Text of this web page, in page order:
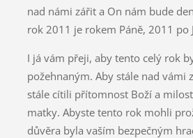
nad námi zářit a On nám bude
rok 2011 je rokem Páně, 2011 po
I já vám přeji, aby tento celý rok
požehnaným. Aby stále nad vámi
stále cítili přítomnost Boží a
matky. Abyste tento rok mohli
důvěra byla vaším bezpečným